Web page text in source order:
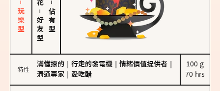
－
好友型
－
佔有型
特性
滿懂撩的 行走的發電機 情緒價值提供者
溝通專家
愛吃醋
100 g
70 hrs